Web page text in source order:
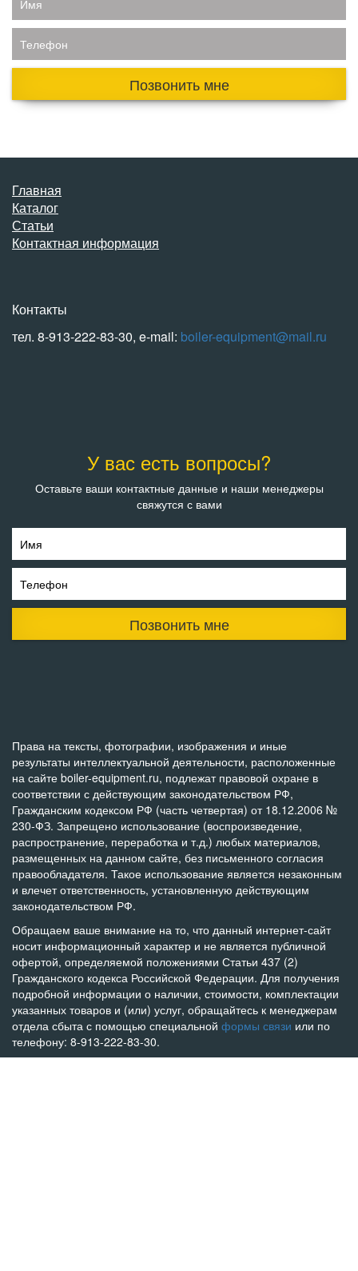
Имя
Телефон
Позвонить мне
Главная
Каталог
Статьи
Контактная информация
Контакты
тел. 8-913-222-83-30, e-mail: boiler-equipment@mail.ru
У вас есть вопросы?
Оставьте ваши контактные данные и наши менеджеры
свяжутся с вами
Имя
Телефон
Позвонить мне
Права на тексты, фотографии, изображения и иные
результаты интеллектуальной деятельности, расположенные
на сайте boiler-equipment.ru, подлежат правовой охране в
соответствии с действующим законодательством РФ,
Гражданским кодексом РФ (часть четвертая) от 18.12.2006 №
230-ФЗ. Запрещено использование (воспроизведение,
распространение, переработка и т.д.) любых материалов,
размещенных на данном сайте, без письменного согласия
правообладателя. Такое использование является незаконным
и влечет ответственность, установленную действующим
законодательством РФ.
Обращаем ваше внимание на то, что данный интернет-сайт
носит информационный характер и не является публичной
офертой, определяемой положениями Статьи 437 (2)
Гражданского кодекса Российской Федерации. Для получения
подробной информации о наличии, стоимости, комплектации
указанных товаров и (или) услуг, обращайтесь к менеджерам
отдела сбыта с помощью специальной формы связи или по
телефону: 8-913-222-83-30.